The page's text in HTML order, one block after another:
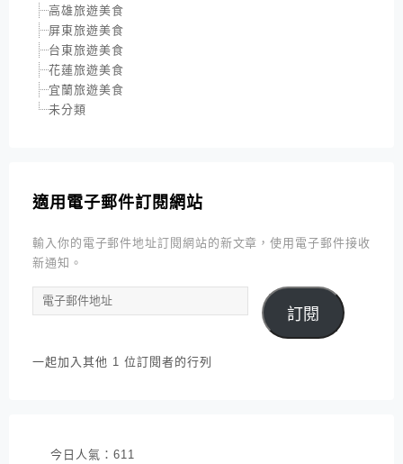
高雄旅遊美食
屏東旅遊美食
台東旅遊美食
花蓮旅遊美食
宜蘭旅遊美食
未分類
適用電子郵件訂閱網站
輸入你的電子郵件地址訂閱網站的新文章，使用電子郵件接收
新通知。
電
子
件
訂閱
一起加入其他 1 位訂閱者的行列
今日人氣： 611